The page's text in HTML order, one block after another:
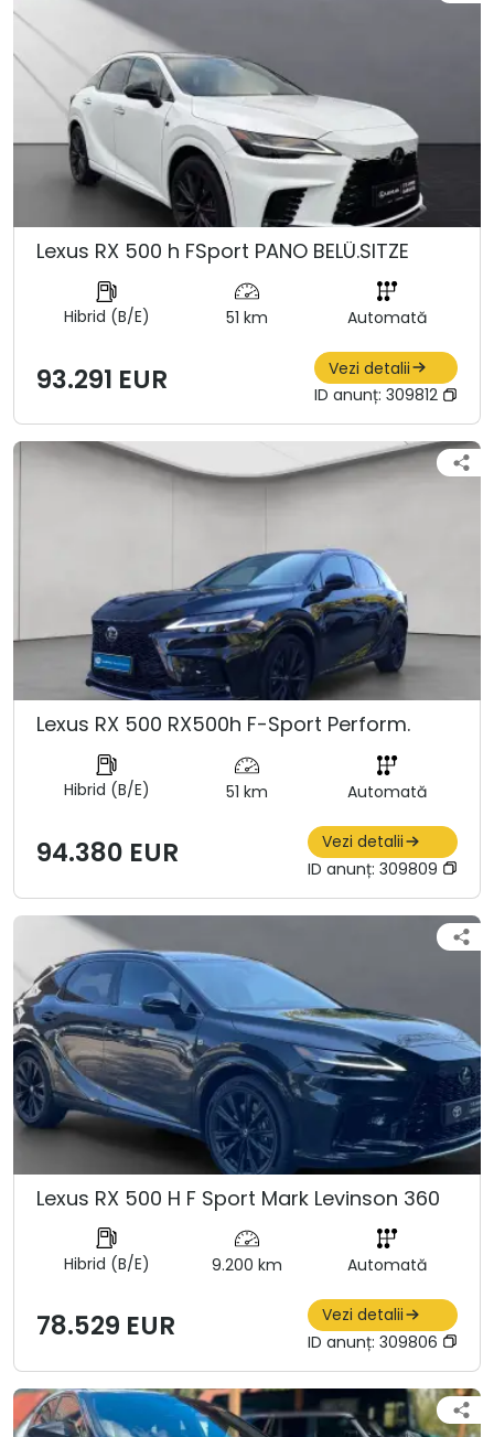
Lexus RX 500 h FSport PANO BELÜ.SITZE
Hibrid (B/E) 51 km Automată
93.291 EUR
Vezi detalii
ID anunț: 309812
Lexus RX 500 RX500h F-Sport Perform.
Hibrid (B/E) 51 km Automată
94.380 EUR
Vezi detalii
ID anunț: 309809
Lexus RX 500 H F Sport Mark Levinson 360
Hibrid (B/E) 9.200 km Automată
78.529 EUR
Vezi detalii
ID anunț: 309806